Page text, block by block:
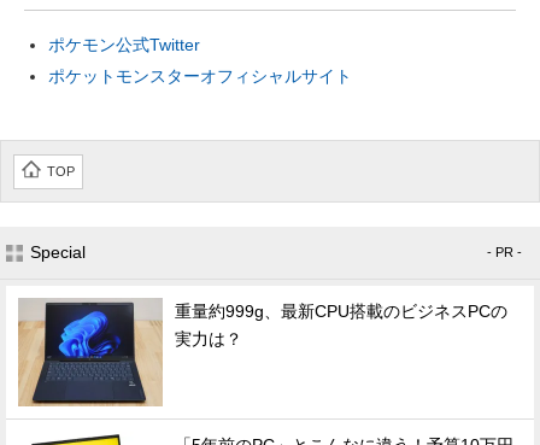
ポケモン公式Twitter
ポケットモンスターオフィシャルサイト
TOP
Special - PR -
重量約999g、最新CPU搭載のビジネスPCの
実力は？